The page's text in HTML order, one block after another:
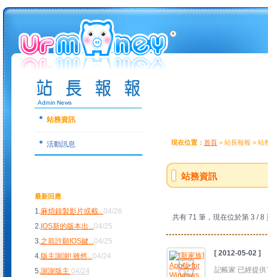
站務資訊
活動訊息
最新回應
1.麻煩錄製影片或截...04/26
2.IOS新的版本出...04/25
3.之前許願IOS鍵...04/25
4.版主謝謝! 雖然...04/24
5.謝謝版主 04/24
現在位置： 首頁> 站長報報 > 站
站務資訊
共有 71 筆，現在位於第 3 / 8
[ 2012-05-02 ]
記帳家 已經提